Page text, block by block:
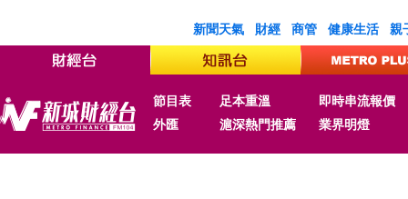
新聞天氣 財經 商管 健康生活 親
節目表 足本重溫
即時串流報價
外匯
滬深熱門推薦 業界明燈